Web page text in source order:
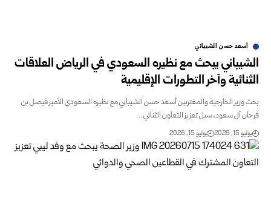
أسعد حسن الشيباني
الشيباني يبحث مع نظيره السعودي في الرياض العلاقات
الثنائية وآخر التطورات الإقليمية
بحث وزير الخارجية والمغتربين أسعد حسن الشيباني مع نظيره السعودي الأمير ‏فيصل بن
فرحان آل سعود، سبل تعزيز التعاون الثنائي…
يوليو 15, 2026 يوليو 15, 2026